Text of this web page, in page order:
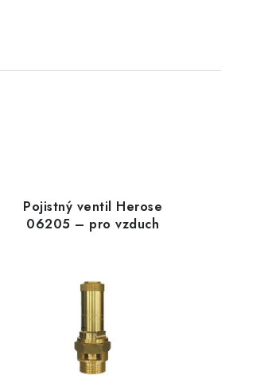
Pojistný ventil Herose
06205 – pro vzduch